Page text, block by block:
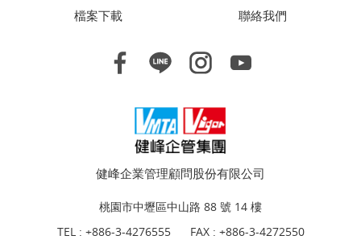
檔案下載
聯絡我們
健峰企業管理顧問股份有限公司
桃園市中壢區中山路 88 號 14 樓
TEL : +886-3-4276555
FAX : +886-3-4272550